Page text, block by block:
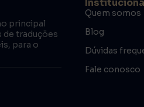
principal
traduções
para o
Quem somos
Blog
Dúvidas
Fale conosco